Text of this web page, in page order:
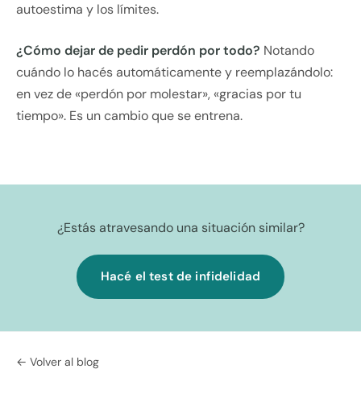
autoestima y los límites.
¿Cómo dejar de pedir perdón por todo? Notando
cuándo lo hacés automáticamente y reemplazándolo:
en vez de «perdón por molestar», «gracias por tu
tiempo». Es un cambio que se entrena.
¿Estás atravesando una situación similar?
Hacé el test de infidelidad
← Volver al blog